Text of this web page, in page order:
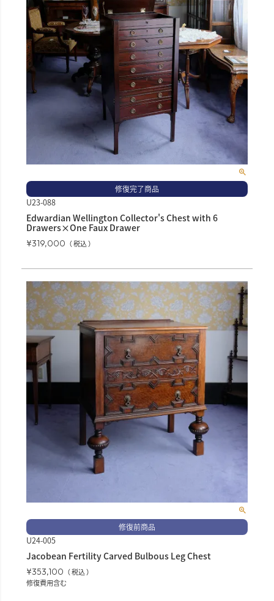
修復完了商品
U23-088
Edwardian Wellington Collector's Chest with 6
Drawers×One Faux Drawer
¥319,000 税込
修復前商品
U24-005
Jacobean Fertility Carved Bulbous Leg Chest
¥353,100
税込
修復費用含む